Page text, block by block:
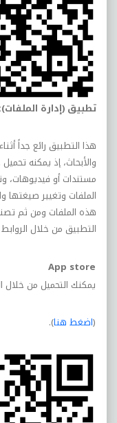
تطبيق (إدارة الملفات):
هذا التطبيق رائع جداً
والأبحاث، إذ يمكنه
مستندات أو فيديوهات،
الملفات وتغيير صيغتها
هذه الملفات ومن ثم
التطبيق من خلال الروابط
App store
يمكنك التحميل من خلال
(اضغط هنا).